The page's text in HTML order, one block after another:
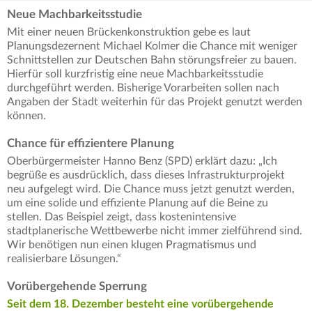
Neue Machbarkeitsstudie
Mit einer neuen Brückenkonstruktion gebe es laut
Planungsdezernent Michael Kolmer die Chance mit weniger
Schnittstellen zur Deutschen Bahn störungsfreier zu bauen.
Hierfür soll kurzfristig eine neue Machbarkeitsstudie
durchgeführt werden. Bisherige Vorarbeiten sollen nach
Angaben der Stadt weiterhin für das Projekt genutzt werden
können.
Chance für effizientere Planung
Oberbürgermeister Hanno Benz (SPD) erklärt dazu: „Ich
begrüße es ausdrücklich, dass dieses Infrastrukturprojekt
neu aufgelegt wird. Die Chance muss jetzt genutzt werden,
um eine solide und effiziente Planung auf die Beine zu
stellen. Das Beispiel zeigt, dass kostenintensive
stadtplanerische Wettbewerbe nicht immer zielführend sind.
Wir benötigen nun einen klugen Pragmatismus und
realisierbare Lösungen.“
Vorübergehende Sperrung
Seit dem 18. Dezember besteht eine vorübergehende